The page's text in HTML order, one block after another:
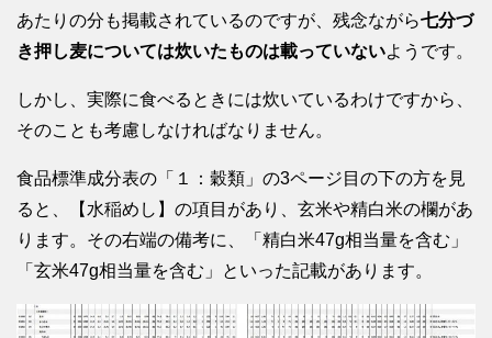
あたりの分も掲載されているのですが、残念ながら七分づ
き押し麦については炊いたものは載っていないようです。
しかし、実際に食べるときには炊いているわけですから、
そのことも考慮しなければなりません。
食品標準成分表の「１：穀類」の3ページ目の下の方を見
ると、【水稲めし】の項目があり、玄米や精白米の欄があ
ります。その右端の備考に、「精白米47g相当量を含む」
「玄米47g相当量を含む」といった記載があります。